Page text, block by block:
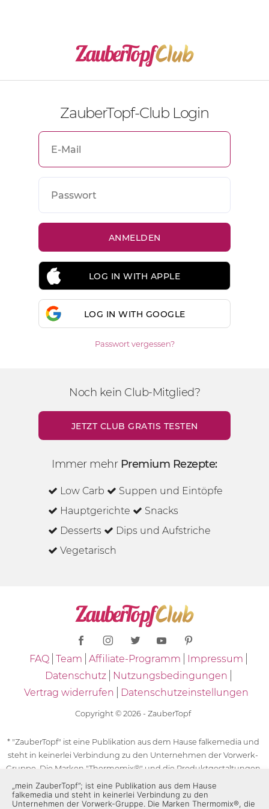
ZauberTopf-Club Login
LOG IN WITH APPLE
LOG IN WITH GOOGLE
Passwort vergessen?
Noch kein Club-Mitglied?
JETZT CLUB GRATIS TESTEN
Immer mehr Premium Rezepte:
Low Carb
Suppen und Eintöpfe
Hauptgerichte
Snacks
Desserts
Dips und Aufstriche
Vegetarisch
FAQ Team Affiliate-Programm
Impressum
Datenschutz
Nutzungsbedingungen
Vertrag widerrufen
Datenschutzeinstellungen
Copyright © 2026 - ZauberTopf
* "ZauberTopf" ist eine Publikation aus dem Hause falkemedia und
steht in keinerlei Verbindung zu den Unternehmen der Vorwerk-
Gruppe. Die Marken "Thermomix®" und die Produktgestaltungen
des "Thermomix®" sind eingetragene Marken der Unternehmen
der Vorwerk-Gruppe. Die Marken Thermomix®, die Zeichen TM5®,
„mein ZauberTopf”; ist eine Publikation aus dem Hause
falkemedia und steht in keinerlei Verbindung zu den
Unternehmen der Vorwerk-Gruppe. Die Marken Thermomix®, die